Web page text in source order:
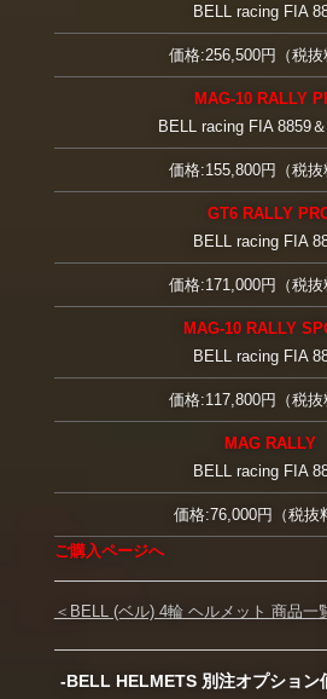
BELL racing FIA
価格:256,500円（税抜
MAG-10 RALLY
BELL racing FIA 8859
価格:155,800円（税抜
GT6 RALLY
BELL racing FIA
価格:171,000円（税抜
MAG-10 RALLY
BELL racing FIA
価格:117,800円（税抜
MAG RALLY
BELL racing FIA
価格:76,000円（税抜
ご購入ページへ
＜BELL (ベル) 4輪 ヘルメット 商品一
-BELL HELMETS 別注オプション